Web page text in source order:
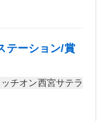
テーション/賞
チオン西宮サテラ